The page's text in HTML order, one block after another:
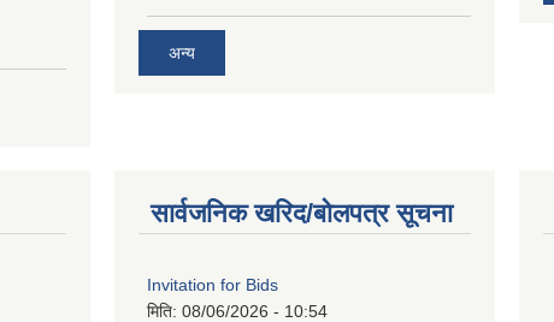
अन्य
सार्वजनिक खरिद/बोलपत्र सूचना
Invitation for Bids
मिति: 08/06/2026 - 10:54